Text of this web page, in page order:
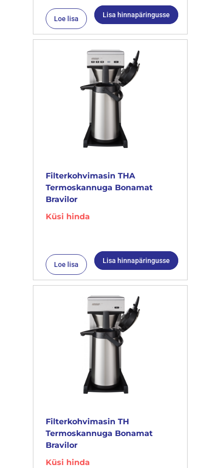
Loe lisa Lisa hinnapäringusse
Filterkohvimasin THA
Termoskannuga Bonamat
Bravilor
Küsi hinda
Loe lisa Lisa hinnapäringusse
Filterkohvimasin TH
Termoskannuga Bonamat
Bravilor
Küsi hinda